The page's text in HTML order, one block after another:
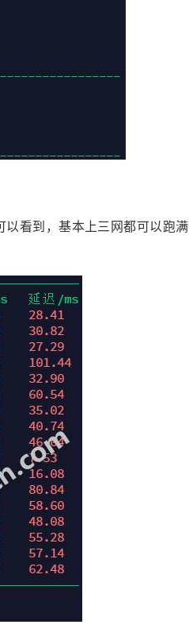
看到，基本上三网都可以跑满